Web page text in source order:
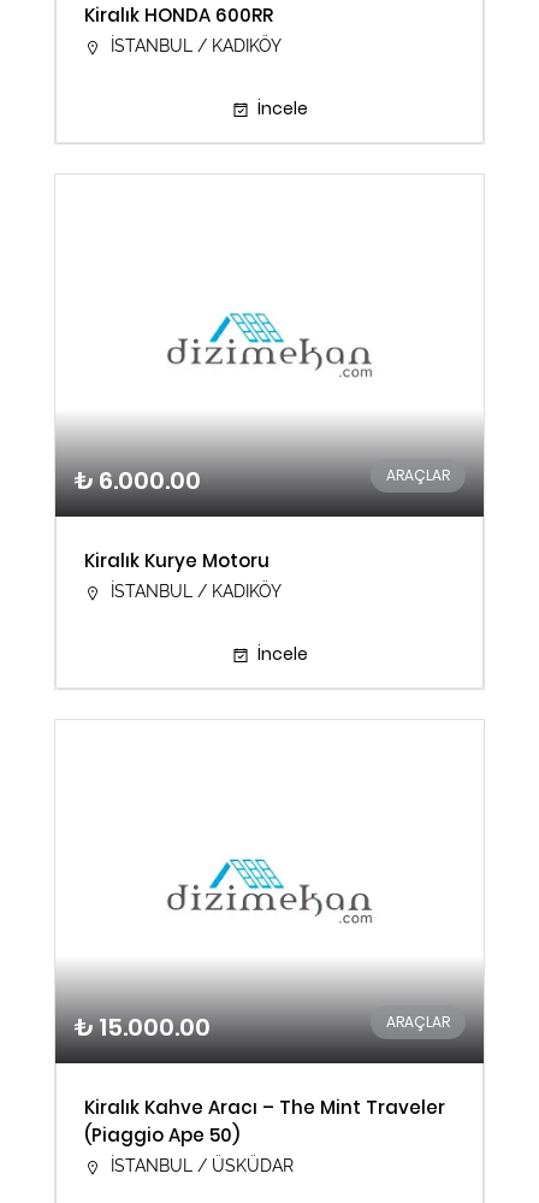
Kiralık HONDA 600RR
İSTANBUL / KADIKÖY
İncele
₺ 6.000.00 ARAÇLAR
Kiralık Kurye Motoru
İSTANBUL / KADIKÖY
İncele
₺ 15.000.00 ARAÇLAR
Kiralık Kahve Aracı – The Mint Traveler
(Piaggio Ape 50)
İSTANBUL / ÜSKÜDAR